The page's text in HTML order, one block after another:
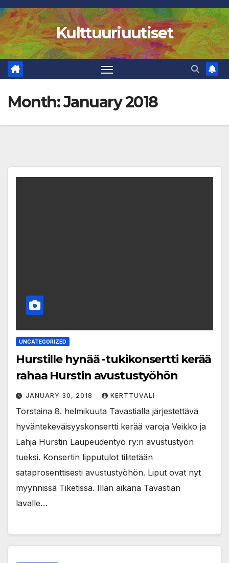
Skip
to
content
Kulttuuriuutiset
Month:January 2018
UNCATEGORIZED
Hurstille hynää -tukikonsertti kerää
rahaa Hurstin avustustyöhön
JANUARY 30, 2018 KERTTUVALI
Torstaina 8. helmikuuta Tavastialla järjestettävä
hyväntekeväisyyskonsertti kerää varoja Veikko ja
Lahja Hurstin Laupeudentyö ry:n avustustyön
tueksi. Konsertin lipputulot tilitetään
sataprosenttisesti avustustyöhön. Liput ovat nyt
myynnissä Tiketissä. Illan aikana Tavastian
lavalle…